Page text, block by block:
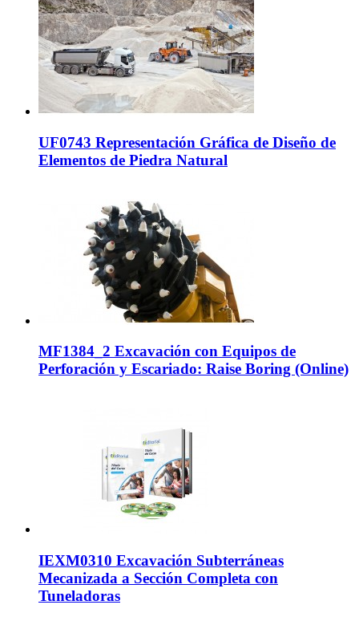
UF0743 Representación Gráfica de Diseño de
Elementos de Piedra Natural
MF1384_2 Excavación con Equipos de
Perforación y Escariado: Raise Boring (Online)
IEXM0310 Excavación Subterráneas
Mecanizada a Sección Completa con
Tuneladoras